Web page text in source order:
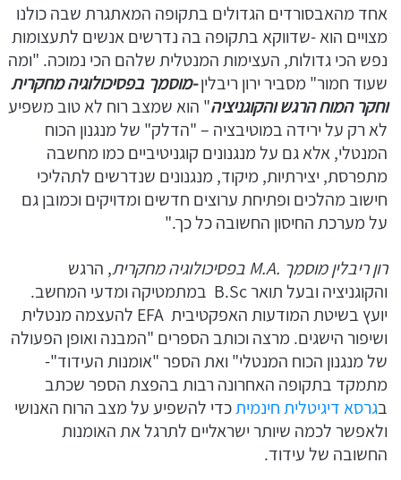
אחד מהאבסורדים הגדולים בתקופה המאתגרת שבה כולנו
מצויים הוא -שדווקא בתקופה בה נדרשים אנשים לתעצומות
נפש הכי גדולות, העצימות המנטלית שלהם הכי נמוכה. "ומה
שעוד חמור" מסביר ירון ריבלין-מוסמך בפסיכולוגיה מחקרית
וחקר המוח הרגש והקוגניציה" הוא שמצב רוח לא טוב משפיע
לא רק על ירידה במוטיבציה – "הדלק" של מנגנון הכוח
המנטלי, אלא גם על מנגנונים קוגניטיביים כמו מחשבה
מתפרסת, יצירתיות, מיקוד, מנגנונים שנדרשים לתהליכי
חישוב מהלכים ופתיחת ערוצים חדשים ומדויקים וכמובן גם
על מערכת החיסון החשובה כל כך."
רון ריבלין מוסמך .M.A בפסיכולוגיה מחקרית
, הרגש
והקוגניציה ובעל תואר B.Sc במתמטיקה ומדעי המחשב.
יועץ בשיטת המודעות האפקטיבית EFA להעצמה מנטלית
ושיפור הישגים. מרצה וכותב הספרים "המבנה ואופן הפעולה
של מנגנון הכוח המנטלי" ואת הספר "אומנות העידוד"-
מתמקד בתקופה האחרונה רבות בהפצת הספר שכתב
בגרסא דיגיטלית חינמיתכדי להשפיע על מצב הרוח האנושי
ולאפשר לכמה שיותר ישראליים לתרגל את האומנות
החשובה של עידוד.